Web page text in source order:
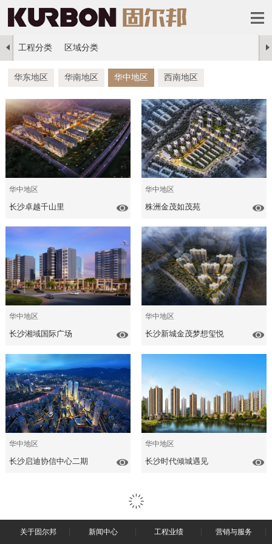
工程分类 区域分类
华东地区 华南地区 华中地区 西南地区
华中地区
株洲金茂如茂苑
华中地区
长沙卓越千山里
华中地区
长沙新城金茂梦想玺悦
华中地区
长沙湘域国际广场
华中地区
长沙时代倾城遇见
华中地区
长沙启迪协信中心二期
关于固尔邦 新闻中心 工程业绩 营销与服务